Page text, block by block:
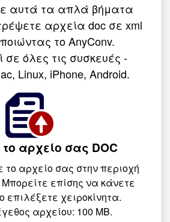
αυτά τα απλά βήματα
αρχεία doc σε xml
το AnyConv.
σε όλες τις συσκευές -
Linux, iPhone, Android.
αρχείο σας DOC
αρχείο σας στην περιοχή
επίσης να κάνετε
επιλέξετε χειροκίνητα.
αρχείου: 100 MB.